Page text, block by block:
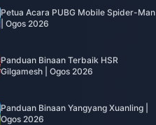
Petua Acara PUBG Mobile Spider-Man
| Ogos 2026
Panduan Binaan Terbaik HSR
Gilgamesh | Ogos 2026
Panduan Binaan Yangyang Xuanling |
Ogos 2026